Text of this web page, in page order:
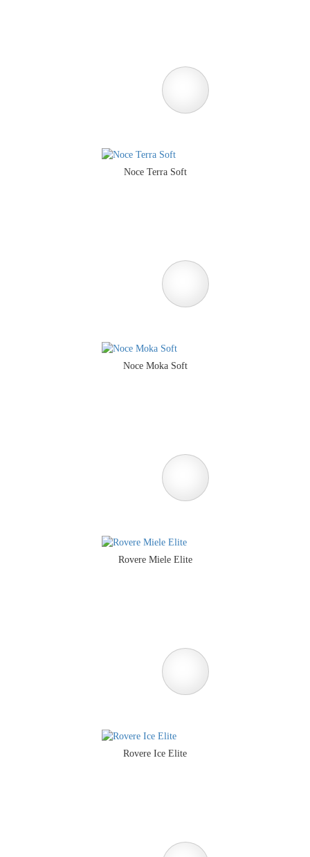
Noce Terra Soft
Noce Moka Soft
Rovere Miele Elite
Rovere Ice Elite